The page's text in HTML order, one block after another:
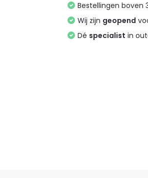
Bestellingen boven
Wij zijn geopend
Dé specialist in